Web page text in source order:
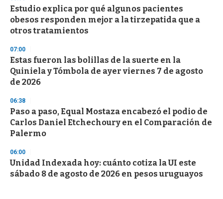
Estudio explica por qué algunos pacientes
obesos responden mejor a la tirzepatida que a
otros tratamientos
07:00
Estas fueron las bolillas de la suerte en la
Quiniela y Tómbola de ayer viernes 7 de agosto
de 2026
06:38
Paso a paso, Equal Mostaza encabezó el podio de
Carlos Daniel Etchechoury en el Comparación de
Palermo
06:00
Unidad Indexada hoy: cuánto cotiza la UI este
sábado 8 de agosto de 2026 en pesos uruguayos